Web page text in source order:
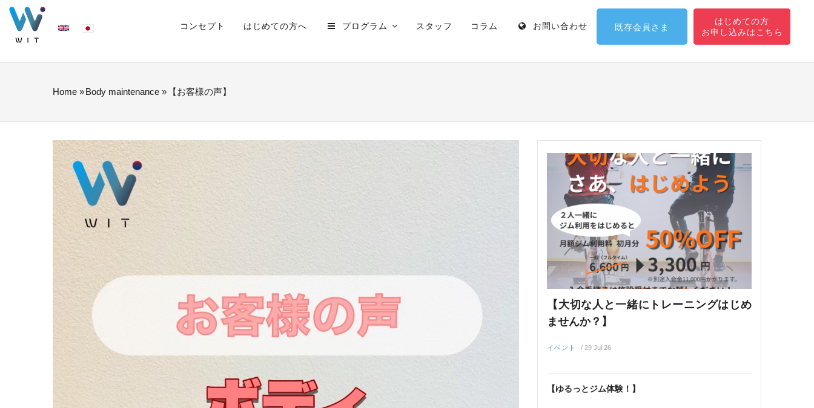
Skip
NAVIGATION
コンセプト はじめての方へ プログラム スタッフ コラム お問い合わせ 既存会員さま
はじめての方
BREADCRUMB
Home »Body maintenance » 【お客様の声】
【大切な人と一緒にトレーニングはじめ
ませんか？】
イベント / 29 Jul 26
【ゆるっとジム体験！】